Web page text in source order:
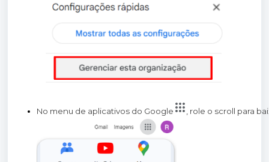
No menu de aplicativos do Google , role o scroll para